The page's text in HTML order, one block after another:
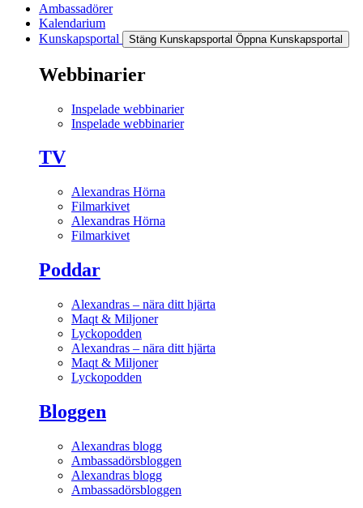
Ambassadörer
Kalendarium
Kunskapsportal
Stäng Kunskapsportal Öppna Kunskapsportal
Webbinarier
Inspelade webbinarier
Inspelade webbinarier
TV
Alexandras Hörna
Filmarkivet
Alexandras Hörna
Filmarkivet
Poddar
Alexandras – nära ditt hjärta
Maqt & Miljoner
Lyckopodden
Alexandras – nära ditt hjärta
Maqt & Miljoner
Lyckopodden
Bloggen
Alexandras blogg
Ambassadörsbloggen
Alexandras blogg
Ambassadörsbloggen